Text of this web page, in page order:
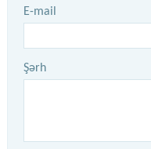
E-mail
Şərh